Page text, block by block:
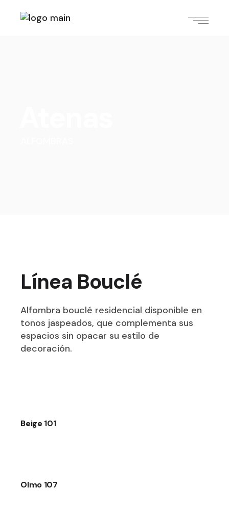
Línea Bouclé
Alfombra bouclé residencial disponible en
tonos jaspeados, que complementa sus
espacios sin opacar su estilo de
decoración.
Beige 101
Olmo 107